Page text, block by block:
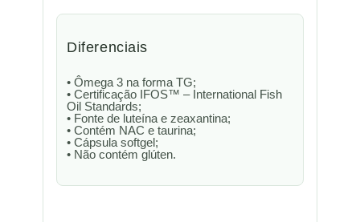
Diferenciais
• Ômega 3 na forma TG;
• Certificação IFOS™ – International Fish
Oil Standards;
• Fonte de luteína e zeaxantina;
• Contém NAC e taurina;
• Cápsula softgel;
• Não contém glúten.